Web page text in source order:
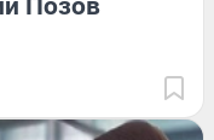
Позов